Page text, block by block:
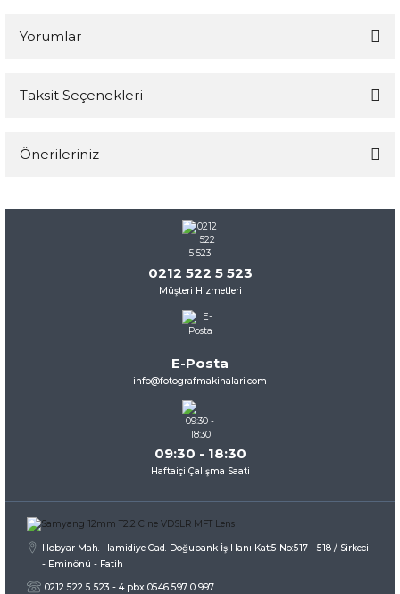
Yorumlar
Taksit Seçenekleri
Önerileriniz
konularda yetersiz gördüğünüz noktaları öneri formunu
kullanarak tarafımıza iletebilirsiniz.
Görüş ve önerileriniz için teşekkür ederiz.
Ürün resmi kalitesiz, bozuk veya görüntülenemiyor.
Ürün açıklamasında eksik bilgiler bulunuyor.
Ürün fiyatı diğer sitelerden daha pahalı.
0212 522 5 523
Müşteri Hizmetleri
E-Posta
info@fotografmakinalari.com
09:30 - 18:30
Haftaiçi Çalışma Saati
Hobyar Mah. Hamidiye Cad. Doğubank İş Hanı Kat:5 No:517 - 518 / Sirkeci
- Eminönü - Fatih
0212 522 5 523 - 4 pbx 0546 597 0 997